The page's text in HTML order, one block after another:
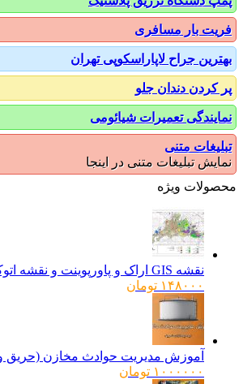
بار مسافری
جراح لاپاراسکوپی تهران
دندان جلو
تعمیرات شیائومی
متنی
تبلیغات متنی در اینجا
ویژه
نقشه GIS اراک و پاورپوینت و نقشه اتوکد طرح جامع اراک
۱۴۸۰۰۰ تومان
آموزش مدیریت حوادث مخازن (حریق و
۱۰۰۰۰۰۰ تومان